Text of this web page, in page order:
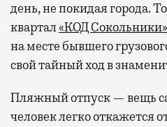
день, не покидая города.
квартал«КОД Сокольники»
на месте бывшего
свой тайный ход в
Пляжный отпуск — вещь
человек легко откажется